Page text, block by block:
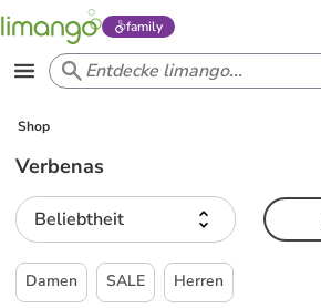
family
Shop
Verbenas
Beliebtheit
Damen SALE Herren